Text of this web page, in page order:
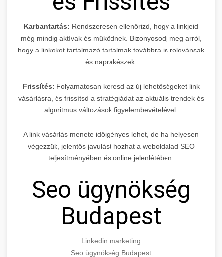
Karbantartás: Rendszeresen ellenőrizd, hogy a linkjeid
még mindig aktívak és működnek. Bizonyosodj meg arról,
hogy a linkeket tartalmazó tartalmak továbbra is relevánsak
és naprakészek.
Frissítés: Folyamatosan keresd az új lehetőségeket link
vásárlásra, és frissítsd a stratégiádat az aktuális trendek és
algoritmus változások figyelembevételével.
A link vásárlás menete időigényes lehet, de ha helyesen
végezzük, jelentős javulást hozhat a weboldalad SEO
teljesítményében és online jelenlétében.
Seo ügynökség
Budapest
Linkedin marketing
Seo ügynökség Budapest